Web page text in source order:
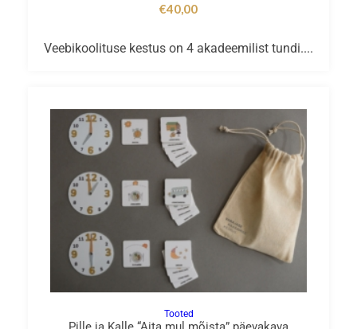
€40,00
Veebikoolituse kestus on 4 akadeemilist tundi....
Tooted